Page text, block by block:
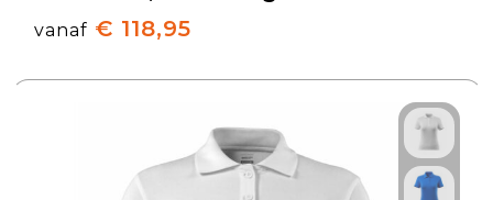
vanaf € 118,95